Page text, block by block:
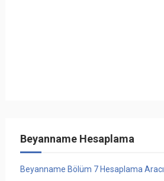
Beyanname Hesaplama
Beyanname Bölüm 7 Hesaplama Aracı